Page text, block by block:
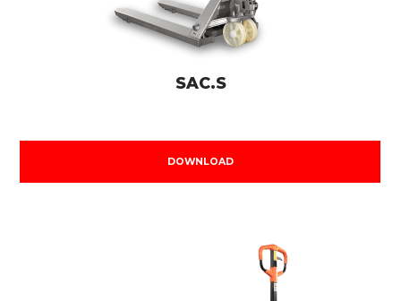
SAC.S
DOWNLOAD